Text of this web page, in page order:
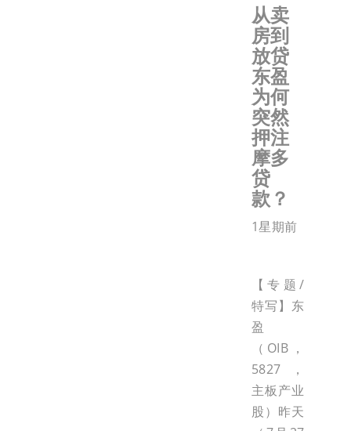
从卖
房到
放贷
东盈
为何
突然
押注
摩多
贷
款？
1星期前
【专题/
特写】东
盈
（OIB，
5827，
主板产业
股）昨天